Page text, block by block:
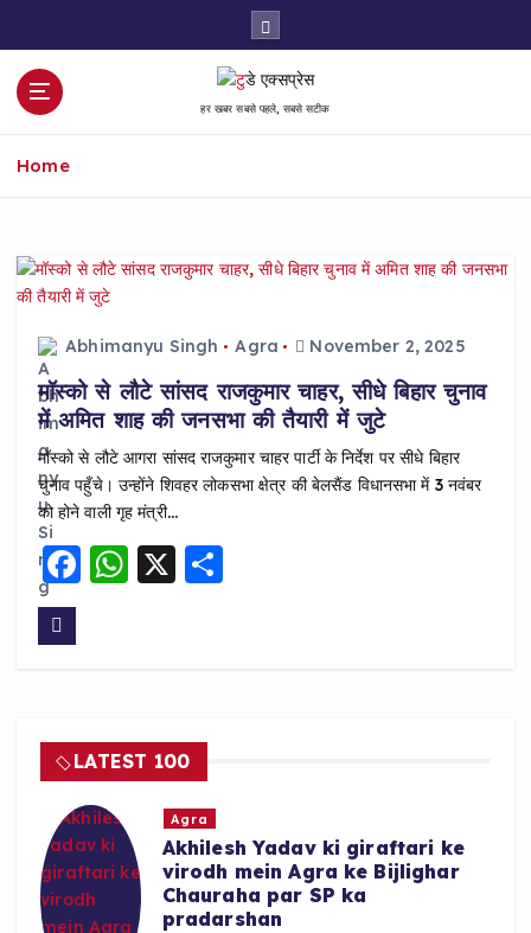
हर खबर सबसे पहले, सबसे सटीक
Home
Abhimanyu Singh Agra November 2, 2025
मॉस्को से लौटे सांसद राजकुमार चाहर, सीधे बिहार चुनाव
में अमित शाह की जनसभा की तैयारी में जुटे
मॉस्को से लौटे आगरा सांसद राजकुमार चाहर पार्टी के निर्देश पर सीधे बिहार
चुनाव पहुँचे। उन्होंने शिवहर लोकसभा क्षेत्र की बेलसैंड विधानसभा में 3 नवंबर
को होने वाली गृह मंत्री…
F
o
o
k
W
p
p
X S
LATEST 100
Agra
Akhilesh Yadav ki giraftari ke
virodh mein Agra ke Bijlighar
Chauraha par SP ka
pradarshan